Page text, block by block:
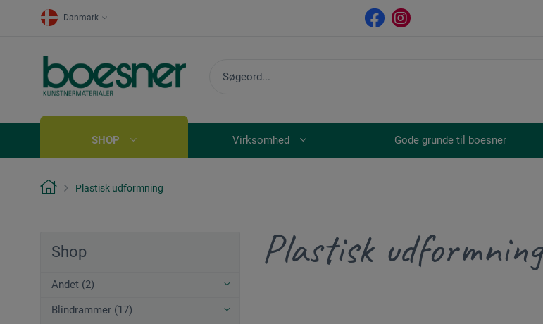
Danmark
SHOP Virksomhed Gode grunde til boesner
Plastisk udformning
Shop
Andet (2)
Blindrammer (17)
Plastisk udformning